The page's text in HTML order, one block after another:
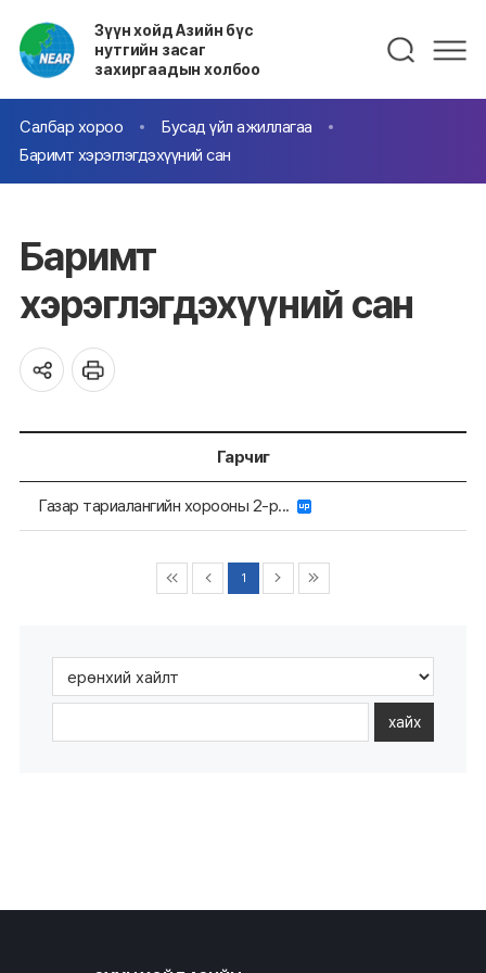
Зүүн хойд Азийн бүс
нутгийн засаг
захиргаадын холбоо
Салбар хороо
Бусад үйл ажиллагаа
Баримт хэрэглэгдэхүүний сан
Баримт
хэрэглэгдэхүүний сан
Гарчиг
Газар тариалангийн хорооны 2-р...
1
хайх